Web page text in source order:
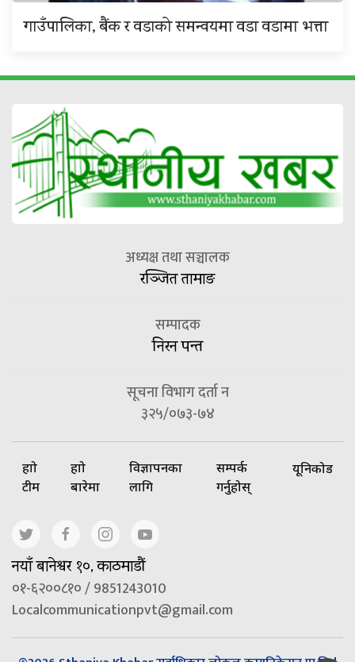
गाउँपालिका, बैंक र वडाको समन्वयमा वडा वडामा भत्ता
अध्यक्ष तथा सञ्चालक
रञ्जित तामाङ
सम्पादक
निरन पन्त
सूचना विभाग दर्ता न
३२५/०७३-७४
हाम्रो
टीम
हाम्रो
बारेमा
विज्ञापनका
लागि
सम्पर्क
गर्नुहोस्
यूनिकोड
नयाँ बानेश्वर १०, काठमाडौं
०१-६२००८१० / 9851243010
Localcommunicationpvt@gmail.com